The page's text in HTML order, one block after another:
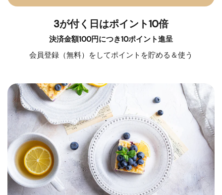
3が付く日はポイント10倍
決済金額100円につき10ポイント進呈
会員登録（無料）をしてポイントを貯める＆使う